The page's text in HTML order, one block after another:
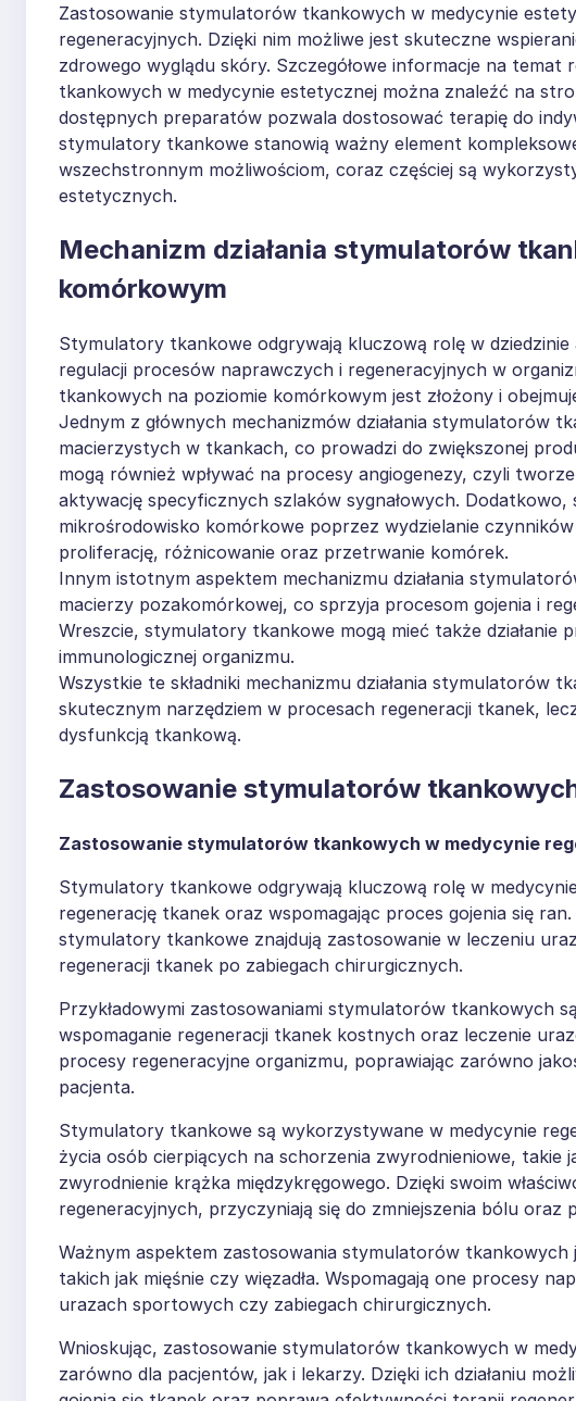
Zastosowanie stymulatorów tkankowych w medycynie
regeneracyjnych. Dzięki nim możliwe jest skuteczne
zdrowego wyglądu skóry. Szczegółowe informacje na
tkankowych w medycynie estetycznej można znaleźć na
dostępnych preparatów pozwala dostosować terapię do
stymulatory tkankowe stanowią ważny element
wszechstronnym możliwościom, coraz częściej są
estetycznych.
Mechanizm działania stymulatorów
komórkowym
Stymulatory tkankowe odgrywają kluczową rolę w dziedzinie
regulacji procesów naprawczych i regeneracyjnych w
tkankowych na poziomie komórkowym jest złożony i
Jednym z głównych mechanizmów działania stymulatorów
macierzystych w tkankach, co prowadzi do zwiększonej
mogą również wpływać na procesy angiogenezy, czyli
aktywację specyficznych szlaków sygnałowych.
mikrośrodowisko komórkowe poprzez wydzielanie
proliferację, różnicowanie oraz przetrwanie komórek.
Innym istotnym aspektem mechanizmu działania
macierzy pozakomórkowej, co sprzyja procesom gojenia i
Wreszcie, stymulatory tkankowe mogą mieć także działanie
immunologicznej organizmu.
Wszystkie te składniki mechanizmu działania stymulatorów
skutecznym narzędziem w procesach regeneracji tkanek,
dysfunkcją tkankową.
Zastosowanie stymulatorów
Zastosowanie stymulatorów tkankowych w medycynie
Stymulatory tkankowe odgrywają kluczową rolę w
regenerację tkanek oraz wspomagając proces gojenia się
stymulatory tkankowe znajdują zastosowanie w leczeniu
regeneracji tkanek po zabiegach chirurgicznych.
Przykładowymi zastosowaniami stymulatorów tkankowych
wspomaganie regeneracji tkanek kostnych oraz leczenie
procesy regeneracyjne organizmu, poprawiając zarówno
pacjenta.
Stymulatory tkankowe są wykorzystywane w medycynie
życia osób cierpiących na schorzenia zwyrodnieniowe,
zwyrodnienie krążka międzykręgowego. Dzięki swoim
regeneracyjnych, przyczyniają się do zmniejszenia bólu
Ważnym aspektem zastosowania stymulatorów
takich jak mięśnie czy więzadła. Wspomagają one procesy
urazach sportowych czy zabiegach chirurgicznych.
Wnioskując, zastosowanie stymulatorów tkankowych w
zarówno dla pacjentów, jak i lekarzy. Dzięki ich działaniu